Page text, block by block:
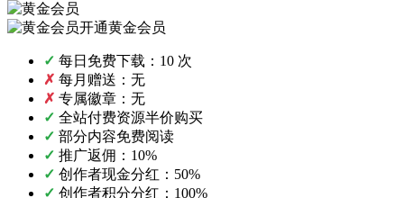
开通黄金会员
✓ 每日免费下载：10 次
✗ 每月赠送：无
✗ 专属徽章：无
✓ 全站付费资源半价购买
✓ 部分内容免费阅读
✓ 推广返佣：10%
✓ 创作者现金分红：50%
✓ 创作者积分分红：100%